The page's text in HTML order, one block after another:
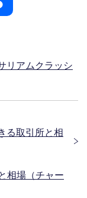
リアムクラッシ
る取引所と相
相場（チャー